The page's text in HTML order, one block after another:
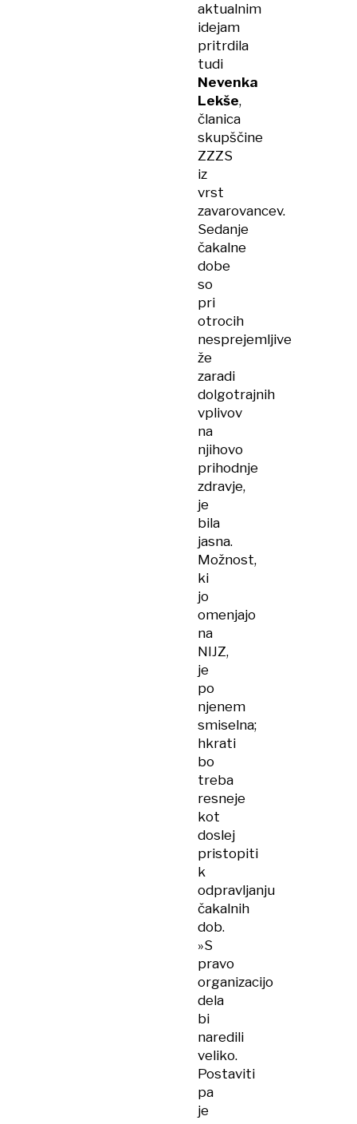
aktualnim
idejam
pritrdila
tudi
Nevenka
Lekše,
članica
skupščine
ZZZS
iz
vrst
zavarovancev.
Sedanje
čakalne
dobe
so
pri
otrocih
nesprejemljive
že
zaradi
dolgotrajnih
vplivov
na
njihovo
prihodnje
zdravje,
je
bila
jasna.
Možnost,
ki
jo
omenjajo
na
NIJZ,
je
po
njenem
smiselna;
hkrati
bo
treba
resneje
kot
doslej
pristopiti
k
odpravljanju
čakalnih
dob.
»S
pravo
organizacijo
dela
bi
naredili
veliko.
Postaviti
pa
je